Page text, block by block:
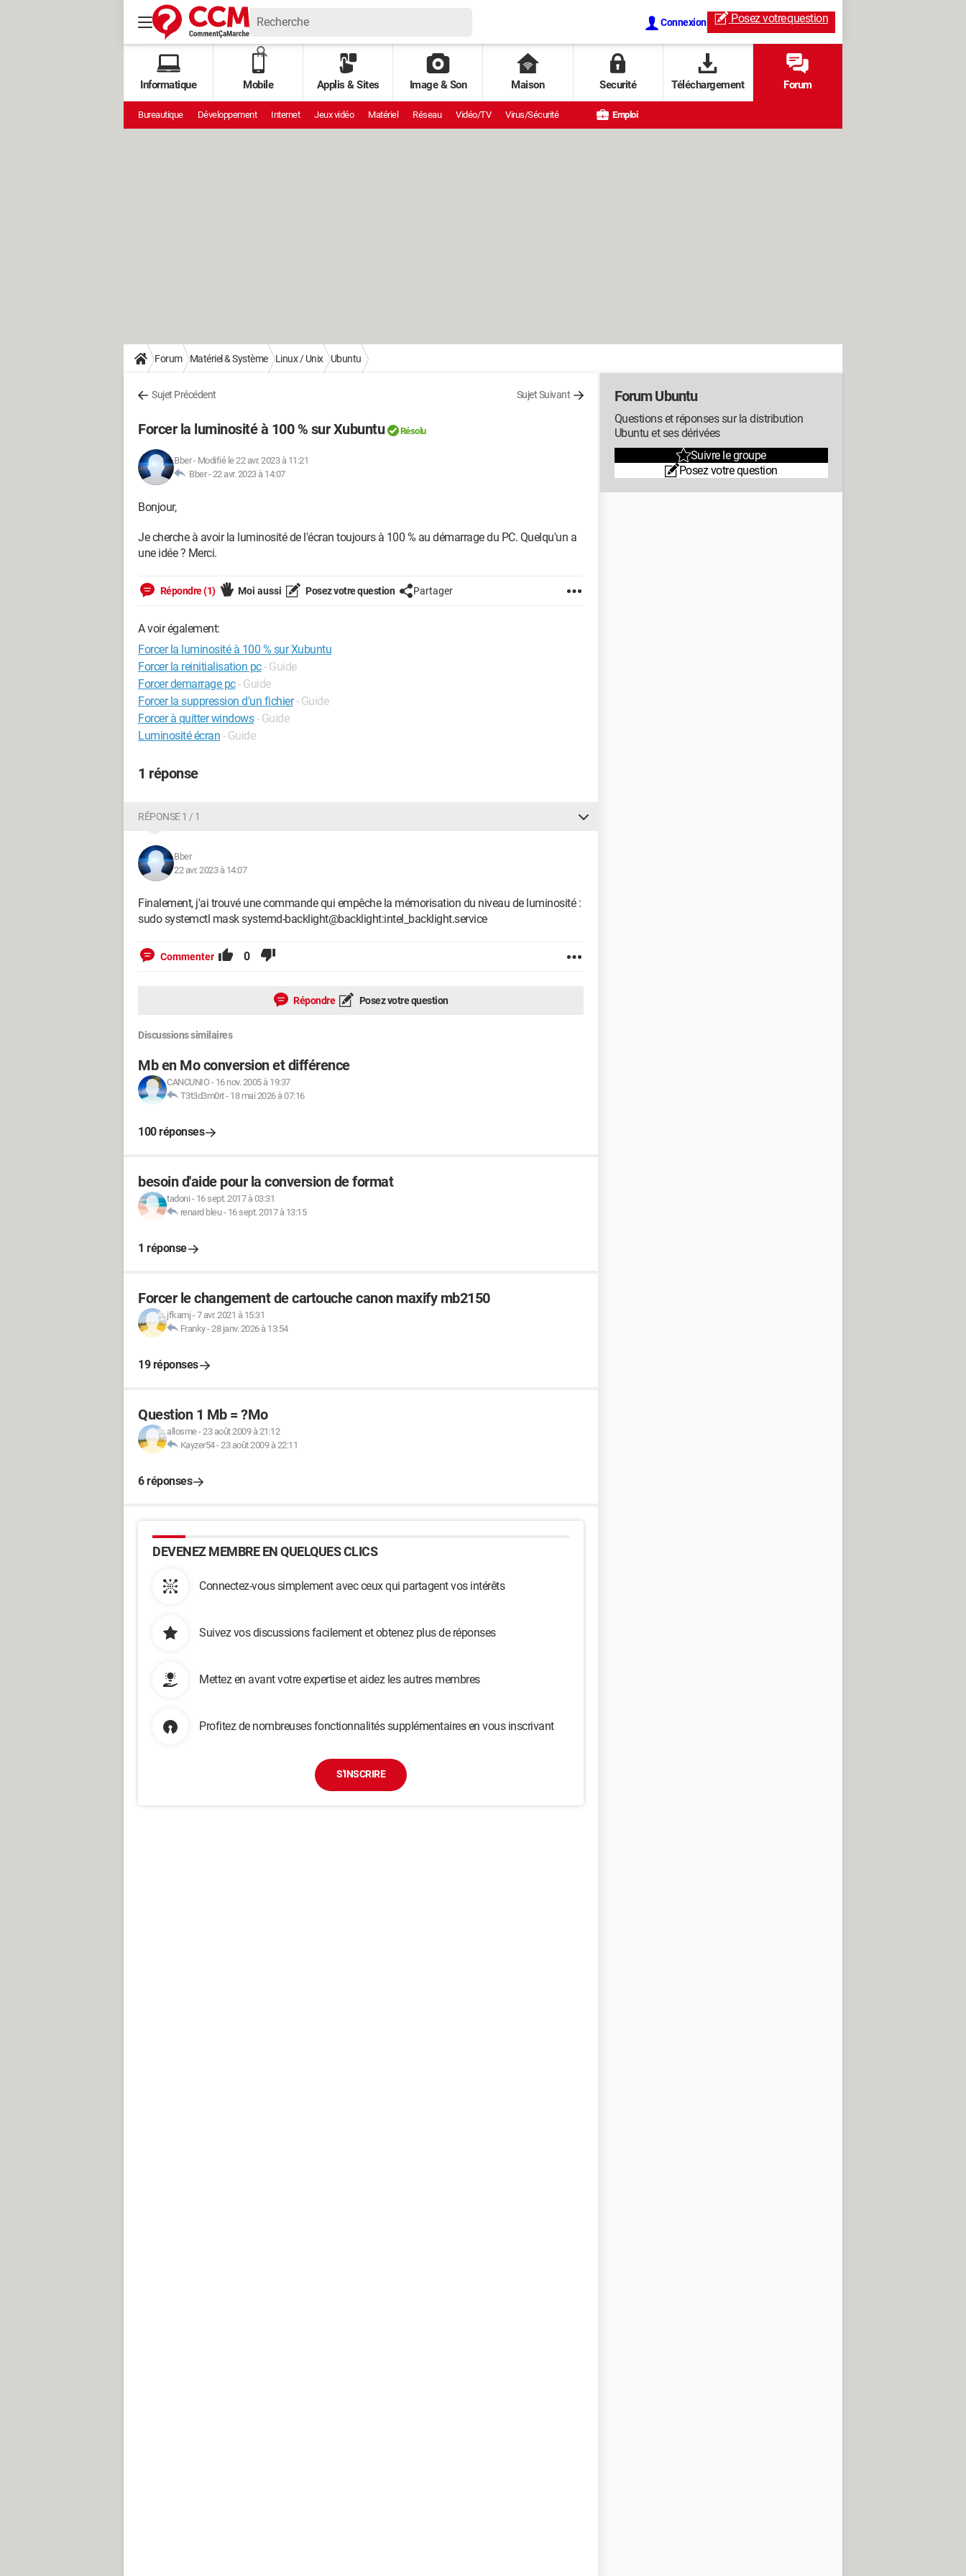
Connexion Posez votrequestion
Informatique Mobile Applis & Sites Image & Son Maison Securité Téléchargement Forum
Bureautique Développement Internet Jeux vidéo Matériel Réseau Vidéo/TV Virus/Sécurité Emploi
Forum Matériel & Système Linux / Unix Ubuntu
Sujet Précédent Sujet Suivant
Forcer la luminosité à 100 % sur Xubuntu Résolu
Bber- Modifié le 22 avr. 2023 à 11:21
Bber -22 avr. 2023 à 14:07
Bonjour,
Je cherche à avoir la luminosité de l'écran toujours à 100 % au démarrage du PC. Quelqu'un a
une idée ? Merci.
Répondre (1) Moi aussi Posez votre question Partager
A voir également:
Forcer la luminosité à 100 % sur Xubuntu
Forcer la reinitialisation pc- Guide
Forcer demarrage pc- Guide
Forcer la suppression d'un fichier - Guide
Forcer à quitter windows - Guide
Luminosité écran - Guide
1 réponse
RÉPONSE 1 / 1
Bber
22 avr. 2023 à 14:07
Finalement, j'ai trouvé une commande qui empêche la mémorisation du niveau de luminosité :
sudo systemctl mask systemd-backlight@backlight:intel_backlight.service
Commenter 0
Répondre Posez votre question
Discussions similaires
Mb en Mo conversion et différence
CANCUNIO - 16 nov. 2005 à 19:37
T3t3d3m0rt- 18 mai 2026 à 07:16
100 réponses
besoin d'aide pour la conversion de format
tadoni - 16 sept. 2017 à 03:31
renard bleu- 16 sept. 2017 à 13:15
1 réponse
Forcer le changement de cartouche canon maxify mb2150
jfkamj -7 avr. 2021 à 15:31
Franky-28 janv. 2026 à 13:54
19 réponses
Question 1 Mb = ?Mo
allosme-23 août 2009 à 21:12
Kayzer54-23 août 2009 à 22:11
6 réponses
DEVENEZ MEMBRE EN QUELQUES CLICS
Connectez-vous simplement avec ceux qui partagent vos intérêts
Suivez vos discussions facilement et obtenez plus de réponses
Mettez en avant votre expertise et aidez les autres membres
Profitez de nombreuses fonctionnalités supplémentaires en vous inscrivant
S'INSCRIRE
Forum Ubuntu
Questions et réponses sur la distribution
Ubuntu et ses dérivées
Suivre le groupe
Posez votre question